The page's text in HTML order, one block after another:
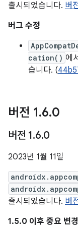
출시되었습니다. 버
버그 수정
cation() 에
습니다. (
버전 1.6.0
버전 1.6.0
2023년 1월 11일
출시되었습니다. 버
1.5.0 이후 중요 변